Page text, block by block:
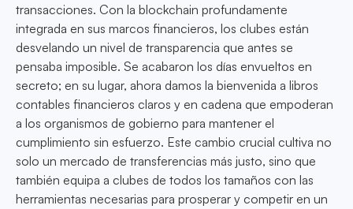
transacciones. Con la blockchain profundamente
integrada en sus marcos financieros, los clubes están
desvelando un nivel de transparencia que antes se
pensaba imposible. Se acabaron los días envueltos en
secreto; en su lugar, ahora damos la bienvenida a libros
contables financieros claros y en cadena que empoderan
a los organismos de gobierno para mantener el
cumplimiento sin esfuerzo. Este cambio crucial cultiva no
solo un mercado de transferencias más justo, sino que
también equipa a clubes de todos los tamaños con las
herramientas necesarias para prosperar y competir en un